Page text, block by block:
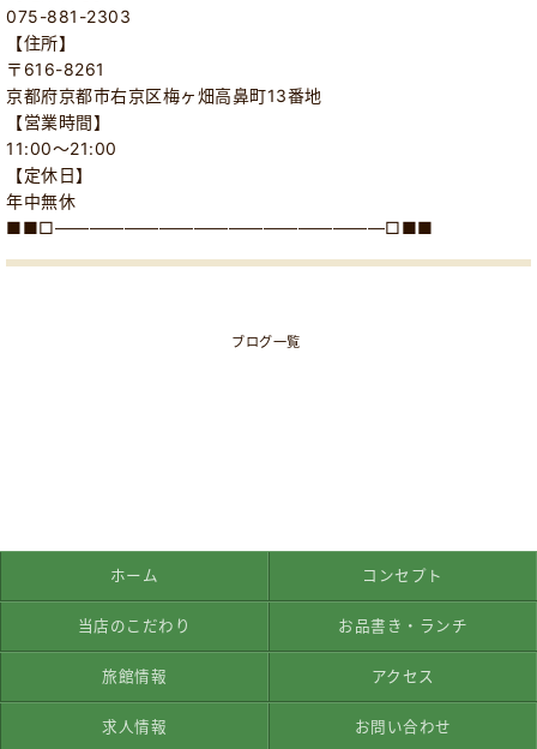
075-881-2303
【住所】
〒616-8261
京都府京都市右京区梅ヶ畑高鼻町13番地
【営業時間】
11:00～21:00
【定休日】
年中無休
■■□―――――――――――――――――――□■■
ブログ一覧
ホーム コンセプト
当店のこだわり お品書き・ランチ
旅館情報 アクセス
求人情報 お問い合わせ